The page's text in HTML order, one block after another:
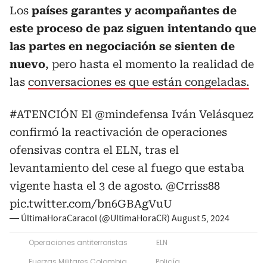
Los países garantes y acompañantes de
este proceso de paz siguen intentando que
las partes en negociación se sienten de
nuevo, pero hasta el momento la realidad de
las conversaciones es que están congeladas.
#ATENCIÓN El @mindefensa Iván Velásquez
confirmó la reactivación de operaciones
ofensivas contra el ELN, tras el
levantamiento del cese al fuego que estaba
vigente hasta el 3 de agosto. @Crriss88
pic.twitter.com/bn6GBAgVuU
— ÚltimaHoraCaracol (@UltimaHoraCR) August 5, 2024
Operaciones antiterroristas
ELN